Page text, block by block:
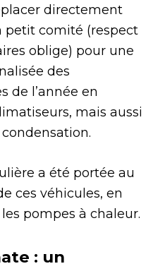
directement
petit comité (respect
oblige) pour une
des
de l’année en
mais aussi
a été portée au
ces véhicules, en
pompes à chaleur.
: un